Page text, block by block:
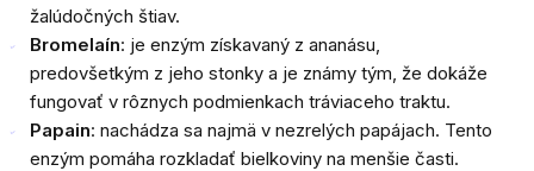
žalúdočných štiav.
Bromelaín: je enzým získavaný z ananásu,
predovšetkým z jeho stonky a je známy tým, že dokáže
fungovať v rôznych podmienkach tráviaceho traktu.
Papain: nachádza sa najmä v nezrelých papájach. Tento
enzým pomáha rozkladať bielkoviny na menšie časti.